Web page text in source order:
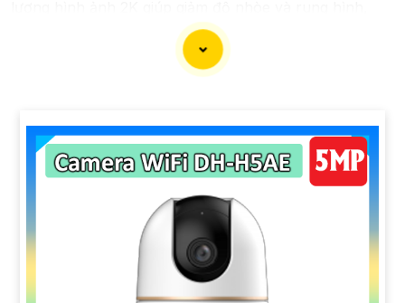
mang lại video chất lượng cao ngay cả trong điều kiện
ánh sáng yếu. Ngoài ra, Camera wifi 2K giúp tăng khả
năng nhận diện và giám sát đối tượng tốt hơn, đảm bảo